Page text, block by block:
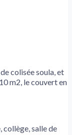
colisée soula, et
m2, le couvert en
collège, salle de